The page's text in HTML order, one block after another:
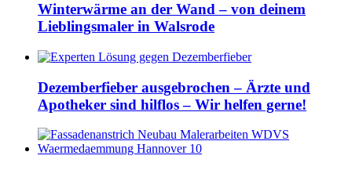
Winterwärme an der Wand – von deinem
Lieblingsmaler in Walsrode
Dezemberfieber ausgebrochen – Ärzte und
Apotheker sind hilflos – Wir helfen gerne!